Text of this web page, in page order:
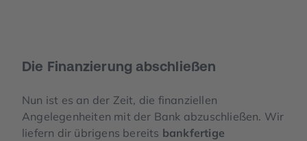
Die Finanzierung abschließen
Nun ist es an der Zeit, die finanziellen
Angelegenheiten mit der Bank abzuschließen. Wir
liefern dir übrigens bereits bankfertige